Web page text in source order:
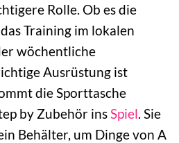
Rolle. Ob es die
Training im lokalen
wöchentliche
Ausrüstung ist
die Sporttasche
by Zubehör insSpiel. Sie
Behälter, um Dinge von A